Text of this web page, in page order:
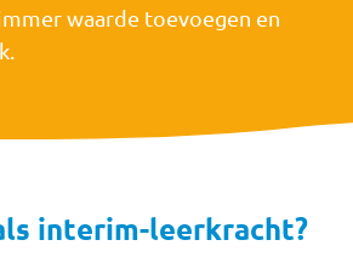
waarde toevoegen en
interim-leerkracht?